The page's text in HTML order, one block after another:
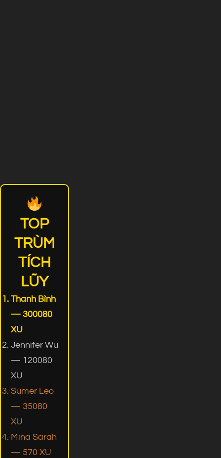
TOP
TRÙM
TÍCH
LŨY
Thanh Bình
— 300080
XU
Jennifer Wu
— 120080
XU
Sumer Leo
— 35080
XU
Mina Sarah
— 570 XU